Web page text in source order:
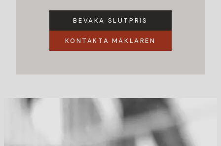
BEVAKA SLUTPRIS
KONTAKTA MÄKLAREN